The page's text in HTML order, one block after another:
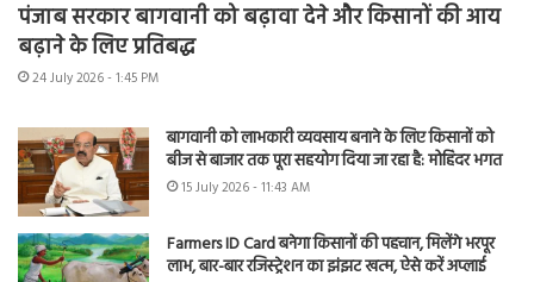
पंजाब सरकार बागवानी को बढ़ावा देने और किसानों की आय
बढ़ाने के लिए प्रतिबद्ध
24 July 2026 - 1:45 PM
बागवानी को लाभकारी व्यवसाय बनाने के लिए किसानों को
बीज से बाजार तक पूरा सहयोग दिया जा रहा है: मोहिंदर भगत
15 July 2026 - 11:43 AM
Farmers ID Card बनेगा किसानों की पहचान, मिलेंगे भरपूर
लाभ, बार-बार रजिस्ट्रेशन का झंझट खत्म, ऐसे करें अप्लाई